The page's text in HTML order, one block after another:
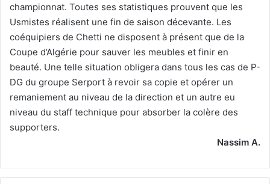
championnat. Toutes ses statistiques prouvent que les
Usmistes réalisent une fin de saison décevante. Les
coéquipiers de Chetti ne disposent à présent que de la
Coupe d’Algérie pour sauver les meubles et finir en
beauté. Une telle situation obligera dans tous les cas de P-
DG du groupe Serport à revoir sa copie et opérer un
remaniement au niveau de la direction et un autre eu
niveau du staff technique pour absorber la colère des
supporters.
Nassim A.